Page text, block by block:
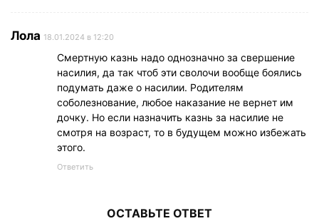
Лола 18.01.2024 в 12:20
Смертную казнь надо однозначно за свершение
насилия, да так чтоб эти сволочи вообще боялись
подумать даже о насилии. Родителям
соболезнование, любое наказание не вернет им
дочку. Но если назначить казнь за насилие не
смотря на возраст, то в будущем можно избежать
этого.
Ответить
ОСТАВЬТЕ ОТВЕТ